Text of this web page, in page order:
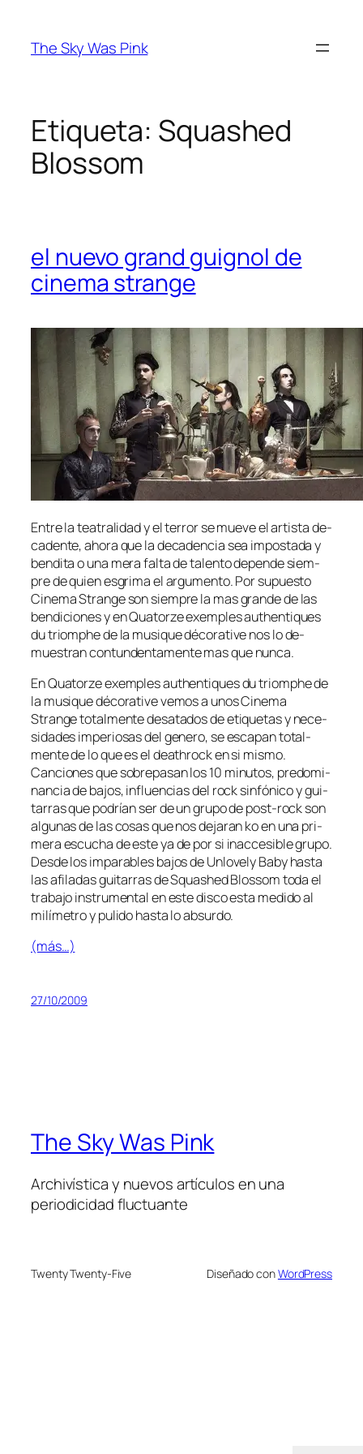
contenido
The Sky Was Pink
Etiqueta: Squashed
Blossom
el nuevo grand guignol de
cinema strange
Entre la tea­tra­li­dad y el te­rror se mue­ve el ar­tis­ta de­
ca­den­te, aho­ra que la de­ca­den­cia sea im­pos­ta­da y
ben­di­ta o una me­ra fal­ta de ta­len­to de­pen­de siem­
pre de quien es­gri­ma el ar­gu­men­to. Por su­pues­to
Cinema Strange son siem­pre la mas gran­de de las
ben­di­cio­nes y en Quatorze exem­ples authen­ti­ques
du triomphe de la mu­si­que dé­co­ra­ti­ve nos lo de­
mues­tran con­tun­den­ta­men­te mas que nunca.
En Quatorze exem­ples authen­ti­ques du triomphe de
la mu­si­que dé­co­ra­ti­ve ve­mos a unos Cinema
Strange to­tal­men­te des­ata­dos de eti­que­tas y ne­ce­
si­da­des im­pe­rio­sas del ge­ne­ro, se es­ca­pan to­tal­
men­te de lo que es el death­rock en si mis­mo.
Canciones que so­bre­pa­san los 10 mi­nu­tos, pre­do­mi­
nan­cia de ba­jos, in­fluen­cias del rock sin­fó­ni­co y gui­
ta­rras que po­drían ser de un gru­po de post-rock son
al­gu­nas de las co­sas que nos de­ja­ran ko en una pri­
me­ra es­cu­cha de es­te ya de por si inac­ce­si­ble gru­po.
Desde los im­pa­ra­bles ba­jos de Unlovely Baby has­ta
las afi­la­das gui­ta­rras de Squashed Blossom to­da el
tra­ba­jo ins­tru­men­tal en es­te dis­co es­ta me­di­do al
mi­lí­me­tro y pu­li­do has­ta lo absurdo.
(más…)
27/10/2009
The Sky Was Pink
Archivística y nuevos artículos en una
periodicidad fluctuante
Twenty Twenty-Five Diseñado conWordPress